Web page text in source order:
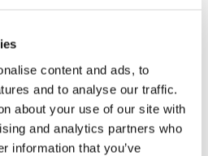
content and ads, to
and to analyse our traffic.
about your use of our site with
and analytics partners who
information that you’ve
mobilitet